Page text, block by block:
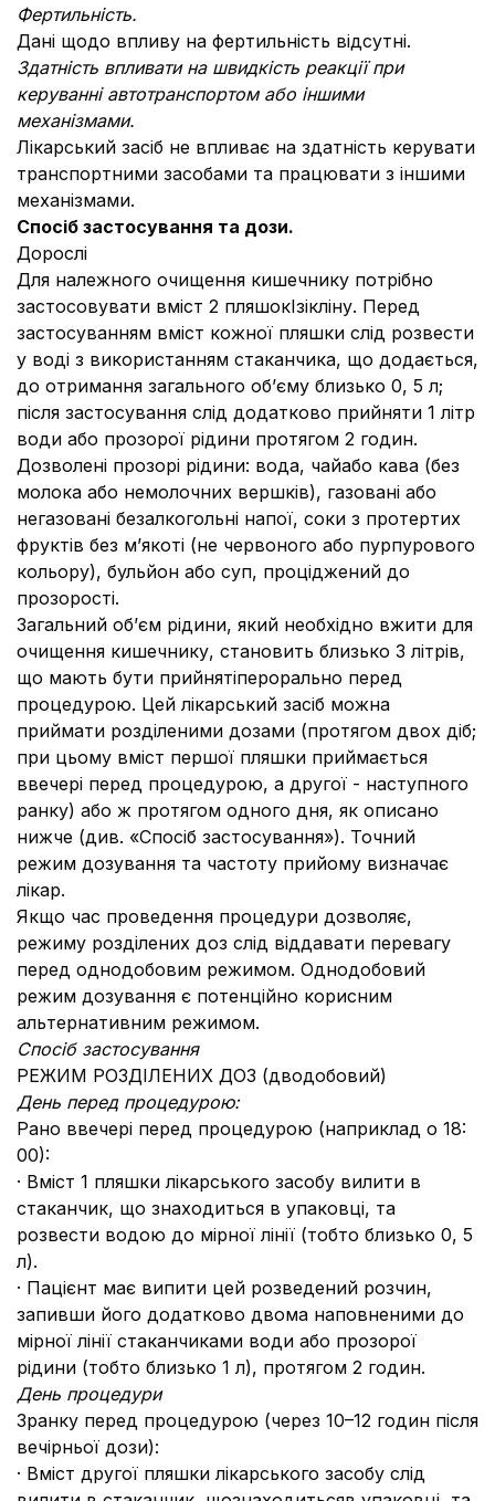
Фертильність.
Дані щодо впливу на фертильність відсутні.
Здатність впливати на швидкість реакції при
керуванні автотранспортом або іншими
механізмами.
Лікарський засіб не впливає на здатність керувати
транспортними засобами та працювати з іншими
механізмами.
Спосіб застосування та дози.
Дорослі
Для належного очищення кишечнику потрібно
застосовувати вміст 2 пляшокІзікліну. Перед
застосуванням вміст кожної пляшки слід розвести
у воді з використанням стаканчика, що додається,
до отримання загального об’єму близько 0, 5 л;
після застосування слід додатково прийняти 1 літр
води або прозорої рідини протягом 2 годин.
Дозволені прозорі рідини: вода, чайабо кава (без
молока або немолочних вершків), газовані або
негазовані безалкогольні напої, соки з протертих
фруктів без м’якоті (не червоного або пурпурового
кольору), бульйон або суп, проціджений до
прозорості.
Загальний об’єм рідини, який необхідно вжити для
очищення кишечнику, становить близько 3 літрів,
що мають бути прийнятіперорально перед
процедурою. Цей лікарський засіб можна
приймати розділеними дозами (протягом двох діб;
при цьому вміст першої пляшки приймається
ввечері перед процедурою, а другої - наступного
ранку) або ж протягом одного дня, як описано
нижче (див. «Спосіб застосування»). Точний
режим дозування та частоту прийому визначає
лікар.
Якщо час проведення процедури дозволяє,
режиму розділених доз слід віддавати перевагу
перед однодобовим режимом. Однодобовий
режим дозування є потенційно корисним
альтернативним режимом.
Спосіб застосування
РЕЖИМ РОЗДІЛЕНИХ ДОЗ (дводобовий)
День перед процедурою:
Рано ввечері перед процедурою (наприклад о 18:
00):
· Вміст 1 пляшки лікарського засобу вилити в
стаканчик, що знаходиться в упаковці, та
розвести водою до мірної лінії (тобто близько 0, 5
л).
· Пацієнт має випити цей розведений розчин,
запивши його додатково двома наповненими до
мірної лінії стаканчиками води або прозорої
рідини (тобто близько 1 л), протягом 2 годин.
День процедури
Зранку перед процедурою (через 10–12 годин після
вечірньої дози):
· Вміст другої пляшки лікарського засобу слід